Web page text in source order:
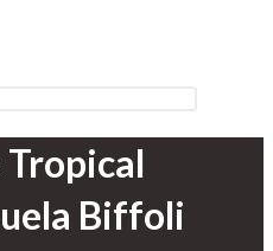
Biffoli